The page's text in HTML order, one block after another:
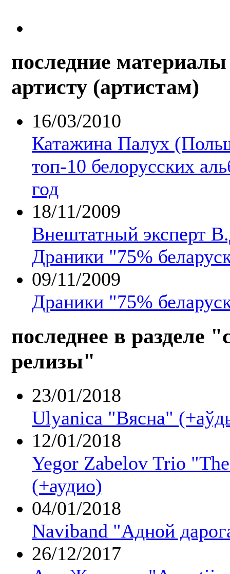
последние
артисту (артистам)
16/03/2010
Катажина Палух
топ-10 белорусских
год
18/11/2009
Внештатный эксперт
Драники "75%
09/11/2009
Драники "75%
последнее в разделе
релизы"
23/01/2018
Ulyanica "Вясна"
12/01/2018
Yegor Zabelov Trio
(+аудио)
04/01/2018
Naviband "Адной
26/12/2017